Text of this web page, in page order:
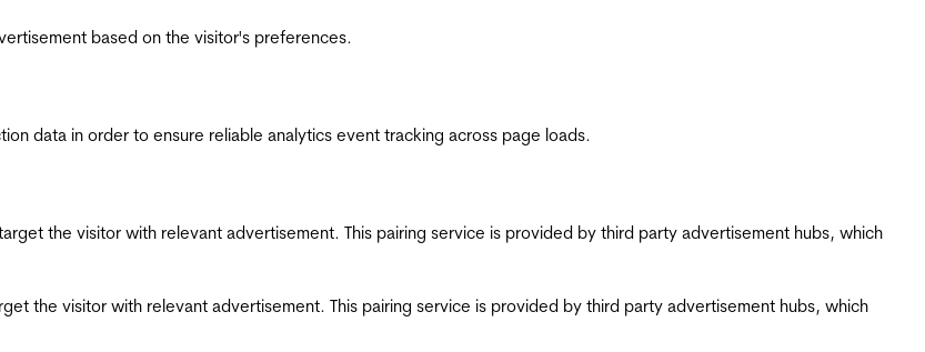
based on the visitor's preferences.
data in order to ensure reliable analytics event tracking across page loads.
the visitor with relevant advertisement. This pairing service is provided by third party advertisement hubs, which
the visitor with relevant advertisement. This pairing service is provided by third party advertisement hubs, which